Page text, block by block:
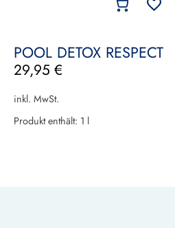
POOL DETOX RESPECT
29,95 €
inkl. MwSt.
Produkt enthält: 1 l